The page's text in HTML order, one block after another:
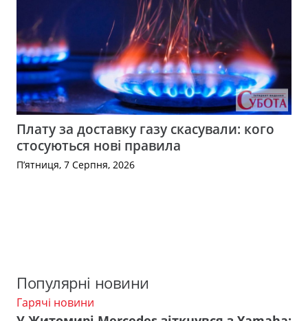
Плату за доставку газу скасували: кого
стосуються нові правила
П’ятниця, 7 Серпня, 2026
Популярні новини
Гарячі новини